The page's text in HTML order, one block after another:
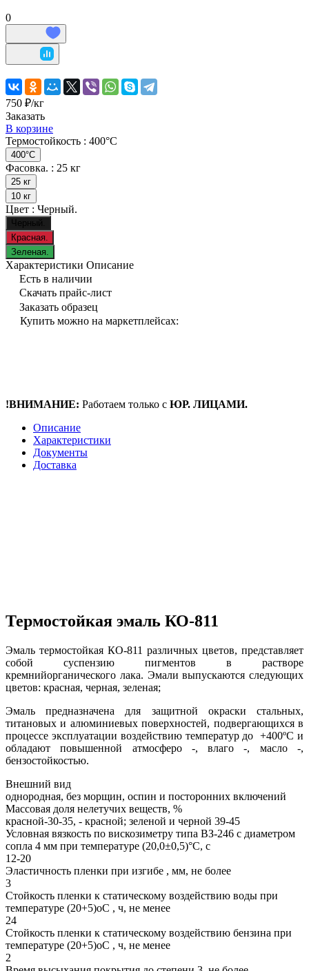
0
750 ₽/кг
Заказать
В корзине
Термостойкость : 400°C
400°C
Фасовка. : 25 кг
25 кг
10 кг
Цвет : Черный.
Черный.
Красная.
Зеленая.
Характеристики Описание
Есть в наличии
Скачать прайс-лист
Заказать образец
Купить можно на маркетплейсах:
!ВНИМАНИЕ: Работаем только с ЮР. ЛИЦАМИ.
Описание
Характеристики
Документы
Доставка
Термостойкая эмаль КО-811
Эмаль термостойкая КО-811 различных цветов, представляет
собой суспензию пигментов в растворе
кремнийорганического лака. Эмали выпускаются следующих
цветов: красная, черная, зеленая;
Эмаль предназначена для защитной окраски стальных,
титановых и алюминиевых поверхностей, подвергающихся в
процессе эксплуатации воздействию температур до +400ºС и
обладают повышенной атмосферо -, влаго -, масло -,
бензостойкостью.
Внешний вид
однородная, без морщин, оспин и посторонних включений
Массовая доля нелетучих веществ, %
красной-30-35, - красной; зеленой и черной 39-45
Условная вязкость по вискозиметру типа ВЗ-246 с диаметром
сопла 4 мм при температуре (20,0±0,5)°С, с
12-20
Эластичность пленки при изгибе , мм, не более
3
Стойкость пленки к статическому воздействию воды при
температуре (20+5)оС , ч, не менее
24
Стойкость пленки к статическому воздействию бензина при
температуре (20+5)оС , ч, не менее
2